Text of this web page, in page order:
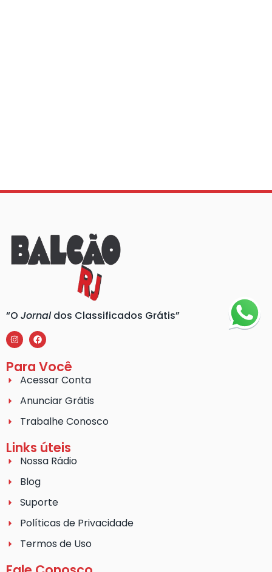
“O Jornaldos Classificados Grátis”
Para Você
Acessar Conta
Anunciar Grátis
Trabalhe Conosco
Links úteis
Nossa Rádio
Blog
Suporte
Políticas de Privacidade
Termos de Uso